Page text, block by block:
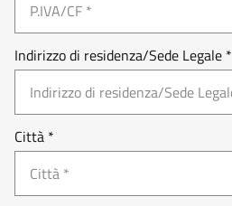
Indirizzo di residenza/Sede Legale *
Città *